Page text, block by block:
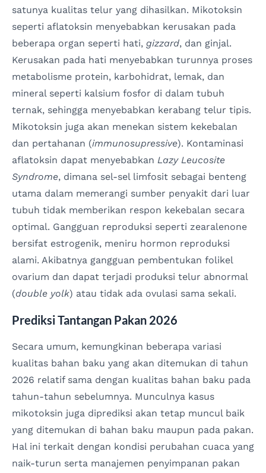
satunya kualitas telur yang dihasilkan. Mikotoksin
seperti aflatoksin menyebabkan kerusakan pada
beberapa organ seperti hati, gizzard, dan ginjal.
Kerusakan pada hati menyebabkan turunnya proses
metabolisme protein, karbohidrat, lemak, dan
mineral seperti kalsium fosfor di dalam tubuh
ternak, sehingga menyebabkan kerabang telur tipis.
Mikotoksin juga akan menekan sistem kekebalan
dan pertahanan (immunosupressive). Kontaminasi
aflatoksin dapat menyebabkan Lazy Leucosite
Syndrome, dimana sel-sel limfosit sebagai benteng
utama dalam memerangi sumber penyakit dari luar
tubuh tidak memberikan respon kekebalan secara
optimal. Gangguan reproduksi seperti zearalenone
bersifat estrogenik, meniru hormon reproduksi
alami. Akibatnya gangguan pembentukan folikel
ovarium dan dapat terjadi produksi telur abnormal
(double yolk) atau tidak ada ovulasi sama sekali.
Prediksi Tantangan Pakan 2026
Secara umum, kemungkinan beberapa variasi
kualitas bahan baku yang akan ditemukan di tahun
2026 relatif sama dengan kualitas bahan baku pada
tahun-tahun sebelumnya. Munculnya kasus
mikotoksin juga diprediksi akan tetap muncul baik
yang ditemukan di bahan baku maupun pada pakan.
Hal ini terkait dengan kondisi perubahan cuaca yang
naik-turun serta manajemen penyimpanan pakan